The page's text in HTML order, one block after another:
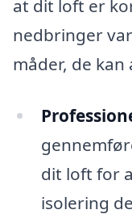
at dit loft er
nedbringer
måder, de kan
dit loft for
isolering